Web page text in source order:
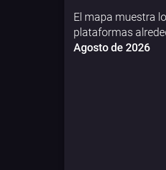
El mapa muestra
plataformas
Agosto de 2026